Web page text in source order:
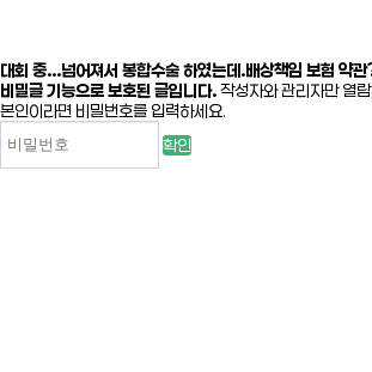
대회 중...넘어져서 봉합수술 하였는데.배상책임 보험 약관
비밀글 기능으로 보호된 글입니다.작성자와 관리자만 열
본인이라면 비밀번호를 입력하세요.